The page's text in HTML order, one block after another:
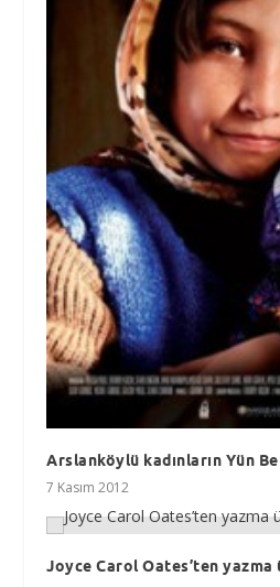
Arslanköylü kadınların Yün
7 Kasım 2012
Joyce Carol Oates’ten